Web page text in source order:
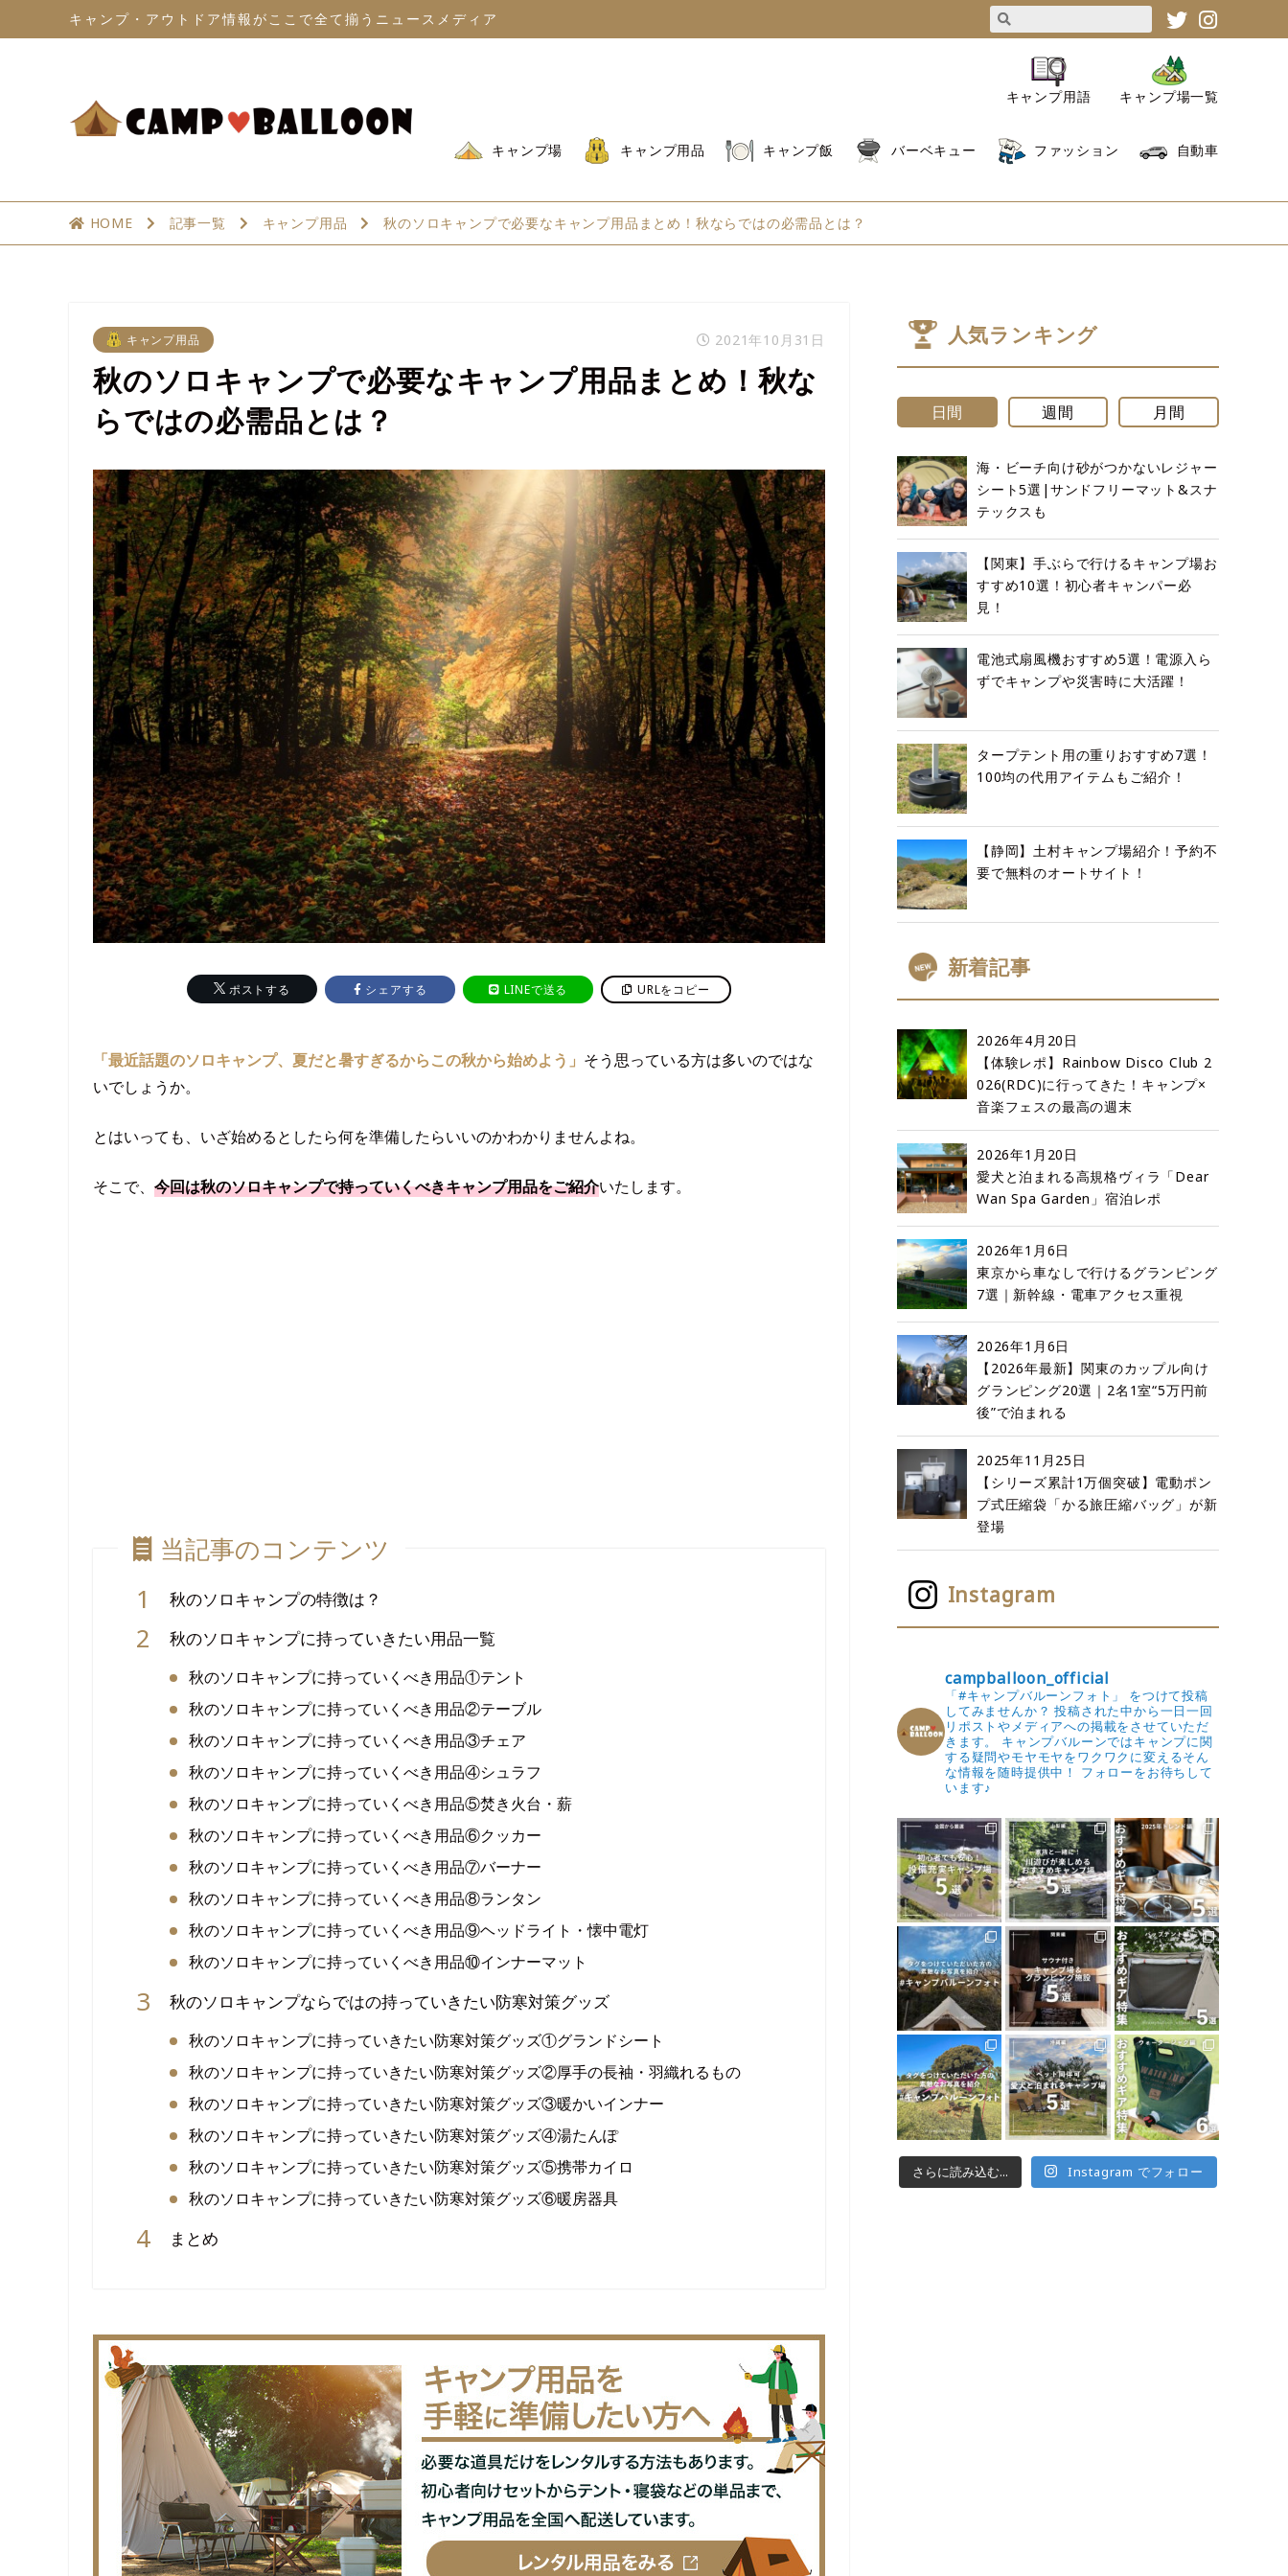
キャンプ・アウトドア情報がここで全て揃うニュースメディア
キャンプ用語 キャンプ場一覧
キャンプ場 キャンプ用品 キャンプ飯 バーベキュー ファッション 自動車
HOME 記事一覧 キャンプ用品 秋のソロキャンプで必要なキャンプ用品まとめ！秋ならではの必需品とは？
キャンプ用品 2021年10月31日
秋のソロキャンプで必要なキャンプ用品まとめ！秋な
らではの必需品とは？
ポストする シェアする LINEで送る URLをコピー
「最近話題のソロキャンプ、夏だと暑すぎるからこの秋から始めよう」 そう思っている方は多いのではな
いでしょうか。
とはいっても、いざ始めるとしたら何を準備したらいいのかわかりませんよね。
そこで、 今回は秋のソロキャンプで持っていくべきキャンプ用品をご紹介いたします。
当記事のコンテンツ
秋のソロキャンプの特徴は？
秋のソロキャンプに持っていきたい用品一覧
秋のソロキャンプに持っていくべき用品①テント
秋のソロキャンプに持っていくべき用品②テーブル
秋のソロキャンプに持っていくべき用品③チェア
秋のソロキャンプに持っていくべき用品④シュラフ
秋のソロキャンプに持っていくべき用品⑤焚き火台・薪
秋のソロキャンプに持っていくべき用品⑥クッカー
秋のソロキャンプに持っていくべき用品⑦バーナー
秋のソロキャンプに持っていくべき用品⑧ランタン
秋のソロキャンプに持っていくべき用品⑨ヘッドライト・懐中電灯
秋のソロキャンプに持っていくべき用品⑩インナーマット
秋のソロキャンプならではの持っていきたい防寒対策グッズ
秋のソロキャンプに持っていきたい防寒対策グッズ①グランドシート
秋のソロキャンプに持っていきたい防寒対策グッズ②厚手の長袖・羽織れるもの
秋のソロキャンプに持っていきたい防寒対策グッズ③暖かいインナー
秋のソロキャンプに持っていきたい防寒対策グッズ④湯たんぽ
秋のソロキャンプに持っていきたい防寒対策グッズ⑤携帯カイロ
秋のソロキャンプに持っていきたい防寒対策グッズ⑥暖房器具
まとめ
人気ランキング
日間 週間 月間
海・ビーチ向け砂がつかないレジャー
シート5選|サンドフリーマット&スナ
テックスも
【関東】手ぶらで行けるキャンプ場お
すすめ10選！初心者キャンパー必
見！
電池式扇風機おすすめ5選！電源入ら
ずでキャンプや災害時に大活躍！
タープテント用の重りおすすめ7選！
100均の代用アイテムもご紹介！
【静岡】土村キャンプ場紹介！予約不
要で無料のオートサイト！
新着記事
2026年4月20日
【体験レポ】Rainbow Disco Club 2
026(RDC)に行ってきた！キャンプ×
音楽フェスの最高の週末
2026年1月20日
愛犬と泊まれる高規格ヴィラ「Dear
Wan Spa Garden」宿泊レポ
2026年1月6日
東京から車なしで行けるグランピング
7選｜新幹線・電車アクセス重視
2026年1月6日
【2026年最新】関東のカップル向け
グランピング20選｜2名1室“5万円前
後”で泊まれる
2025年11月25日
【シリーズ累計1万個突破】電動ポン
プ式圧縮袋「かる旅圧縮バッグ」が新
登場
Instagram
campballoon_official
「#キャンプバルーンフォト」 をつけて投稿
してみませんか？ 投稿された中から一日一回
リポストやメディアへの掲載をさせていただ
きます。
キャンプバルーンではキャンプに関
する疑問やモヤモヤをワクワクに変えるそん
な情報を随時提供中！
フォローをお待ちして
います♪
さらに読み込む... Instagram でフォロー